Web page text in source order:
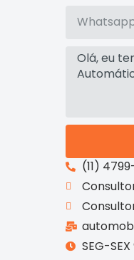
(11)
SEG-